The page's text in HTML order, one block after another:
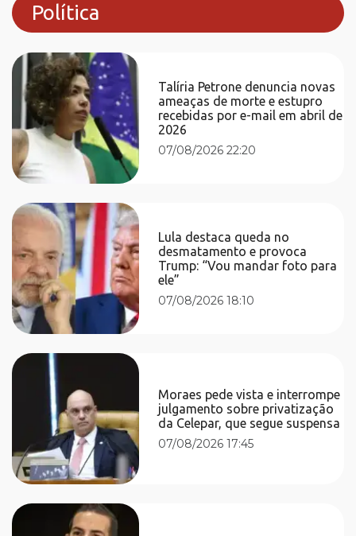
Política
Talíria Petrone denuncia novas
ameaças de morte e estupro
recebidas por e-mail em abril de
2026
07/08/2026 22:20
Lula destaca queda no
desmatamento e provoca
Trump: “Vou mandar foto para
ele”
07/08/2026 18:10
Moraes pede vista e interrompe
julgamento sobre privatização
da Celepar, que segue suspensa
07/08/2026 17:45